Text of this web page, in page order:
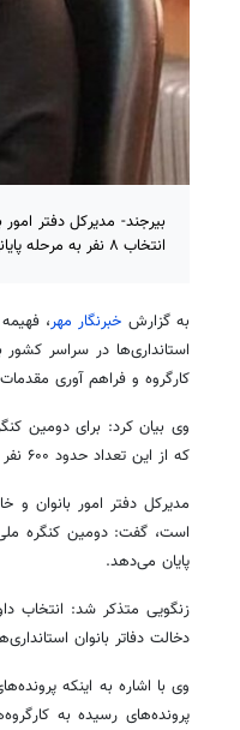
بیرجند- مدیرکل دفتر امور
انتخاب ۸ نفر به مرحله پایانی رسیده است.
به گزارش خبرنگار مهر،
کارگروه و فراهم آوری مقدمات
که از این تعداد حدود ۶۰۰ نفر که ثبت نام آنها کامل بود، وارد مرحله داوری شدند.
مدیرکل دفتر امور بانوان و
پایان می‌دهد.
زنگویی متذکر شد: انتخاب
دخالت دفاتر بانوان
وی با اشاره به اینکه
پرونده‌های رسیده به